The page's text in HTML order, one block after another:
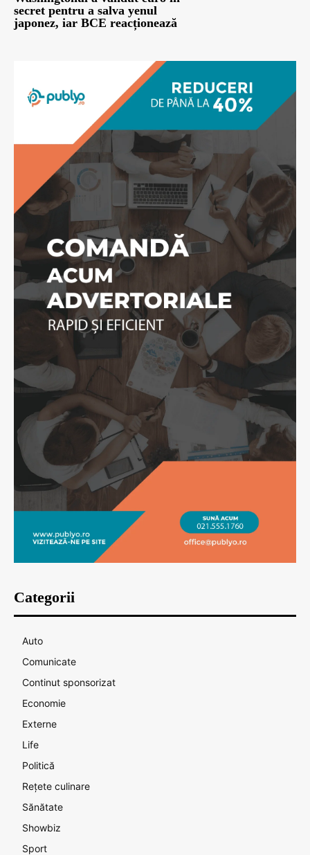
secret pentru a salva yenul
japonez, iar BCE reacționează
Categorii
Auto
Comunicate
Continut sponsorizat
Economie
Externe
Life
Politică
Rețete culinare
Sănătate
Showbiz
Sport